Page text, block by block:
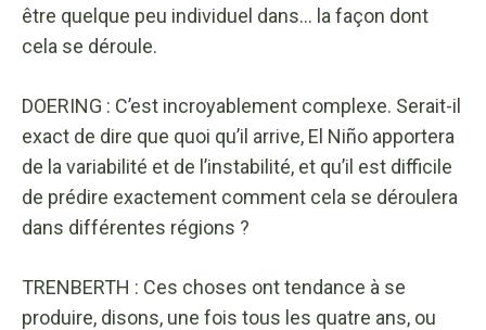
être quelque peu individuel dans… la façon dont
cela se déroule.
DOERING : C’est incroyablement complexe. Serait-il
exact de dire que quoi qu’il arrive, El Niño apportera
de la variabilité et de l’instabilité, et qu’il est difficile
de prédire exactement comment cela se déroulera
dans différentes régions ?
TRENBERTH : Ces choses ont tendance à se
produire, disons, une fois tous les quatre ans, ou